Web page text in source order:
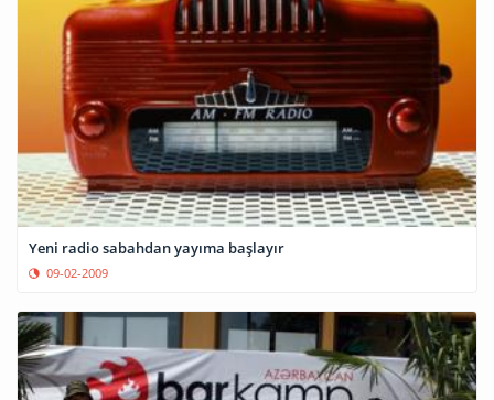
Yeni radio sabahdan yayıma başlayır
09-02-2009